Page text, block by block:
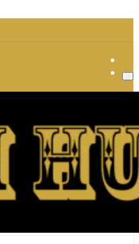
Minerals and Jewelry